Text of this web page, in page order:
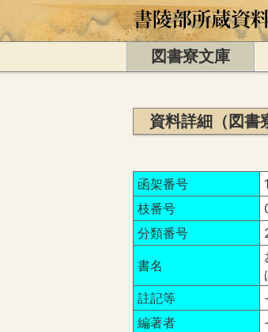
図書寮文庫
資料詳細（図書
函架番号
枝番号
分類番号
書名
註記等
編著者